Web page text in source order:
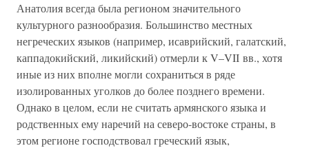
Анатолия всегда была регионом значительного
культурного разнообразия. Большинство местных
негреческих языков (например, исаврийский, галатский,
каппадокийский, ликийский) отмерли к V–VII вв., хотя
иные из них вполне могли сохраниться в ряде
изолированных уголков до более позднего времени.
Однако в целом, если не считать армянского языка и
родственных ему наречий на северо-востоке страны, в
этом регионе господствовал греческий язык,